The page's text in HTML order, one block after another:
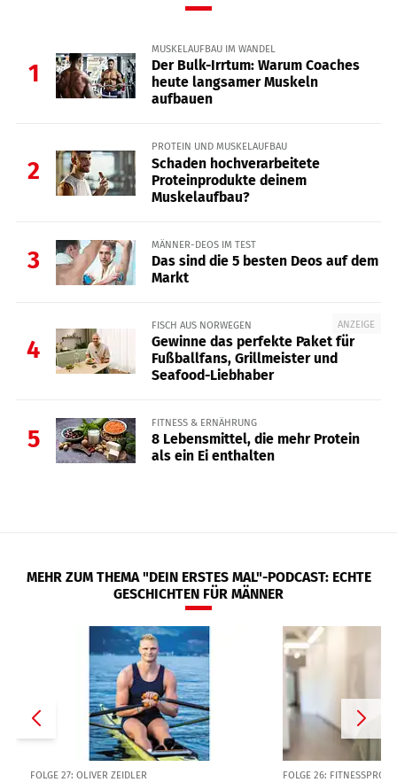
1
MUSKELAUFBAU IM WANDEL
Der Bulk-Irrtum: Warum Coaches
heute langsamer Muskeln
aufbauen
2
PROTEIN UND MUSKELAUFBAU
Schaden hochverarbeitete
Proteinprodukte deinem
Muskelaufbau?
3
MÄNNER-DEOS IM TEST
Das sind die 5 besten Deos auf dem
Markt
4
ANZEIGE
FISCH AUS NORWEGEN
Gewinne das perfekte Paket für
Fußballfans, Grillmeister und
Seafood-Liebhaber
5
FITNESS & ERNÄHRUNG
8 Lebensmittel, die mehr Protein
als ein Ei enthalten
MEHR ZUM THEMA "DEIN ERSTES MAL"-PODCAST: ECHTE
GESCHICHTEN FÜR MÄNNER
FOLGE 27: OLIVER ZEIDLER FOLGE 26: